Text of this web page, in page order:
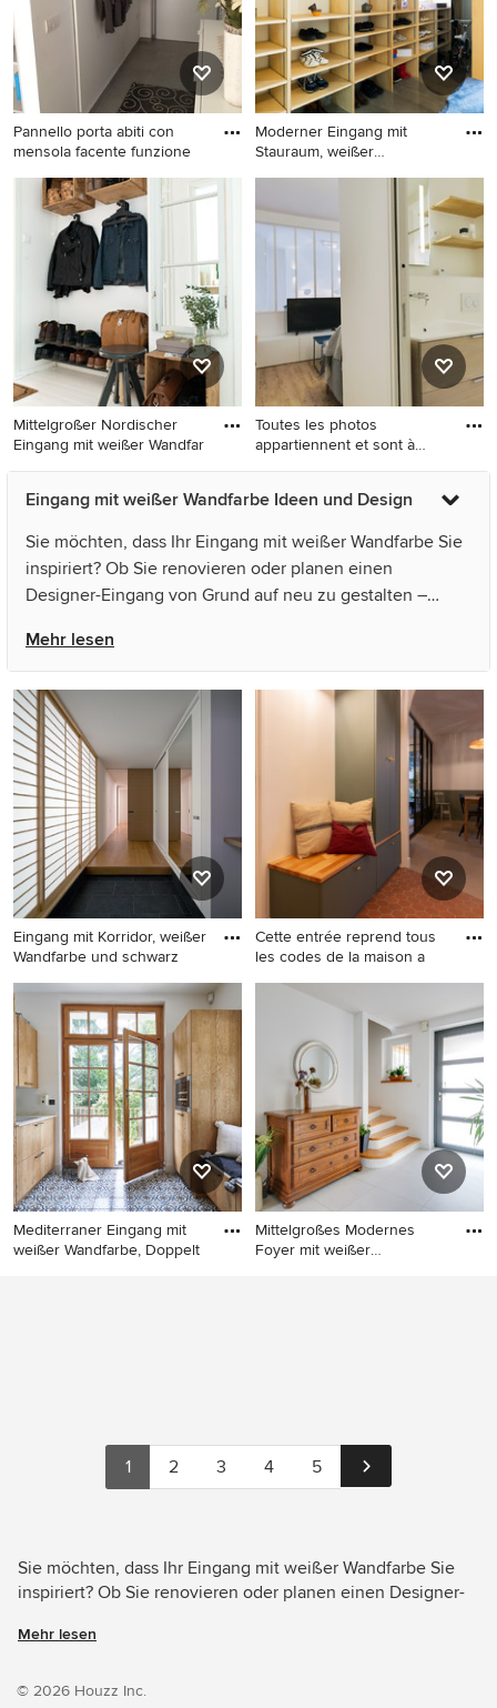
Pannello porta abiti con
mensola facente funzione
Kleines Modernes Foyer mit
weißer Wandfarbe,
Keramikboden und grauem
Boden in Sonstige
Moderner Eingang mit
Stauraum, weißer
Moderner Eingang mit
Stauraum, weißer Wandfarbe,
Betonboden und grauem
Boden in Sonstige
Mittelgroßer Nordischer
Eingang mit weißer Wandfar
Mittelgroßer Nordischer
Eingang mit weißer
Holzboden in Göteborg
Toutes les photos
appartiennent et sont à
Kleiner Skandinavischer
Eingang mit Korridor, weißer
in Paris
Eingang mit weißer Wandfarbe Ideen und Design
Sie möchten, dass Ihr Eingang mit weißer Wandfarbe Sie
inspiriert? Ob Sie renovieren oder planen einen
Designer-Eingang von Grund auf neu zu gestalten –
Inneneinrichter und Architekten dieses Landes, unter
anderem von Fouremptywalls und Dizing. Sehen Sie sich
Fotos in vielen verschiedenen Farben und Stilen an –
wenn Sie ein Eingang-Design entdeckt haben, das Sie
inspiriert, speichern Sie das Foto in einem Ideenbuch
oder kontaktieren Sie den Experten, dessen Design-
Ideen Sie sich auch für Ihr Zuhause vorstellen können.
Entdecken Sie in unserer Fotogalerie schöne Eingang-
Ideen und finden Sie heraus, warum Houzz die beste
Erfahrung bietet, wenn es um die Renovierung oder das
Einrichten von Haus und Wohnung geht.
Mehr lesen
Eingang mit Korridor, weißer
Wandfarbe und schwarz
Eingang mit Korridor, weißer
Wandfarbe und schwarzem
Boden in Fukuoka
Cette entrée reprend tous
les codes de la maison a
Großer Moderner Eingang
mit Korridor, weißer
Wandfarbe, Einzeltür und
braunem Boden in Paris
Mediterraner Eingang mit
weißer Wandfarbe, Doppelt
Mittelgroßes Modernes
Foyer mit weißer
1 2 3 4 5
Sie möchten, dass Ihr Eingang mit weißer Wandfarbe Sie
inspiriert? Ob Sie renovieren oder planen einen Designer-
Bilder der besten Designer, Inneneinrichter und
ZACC建築工房 und Rubeo.. Sehen Sie sich Fotos in vielen
Mehr lesen
© 2026 Houzz Inc.